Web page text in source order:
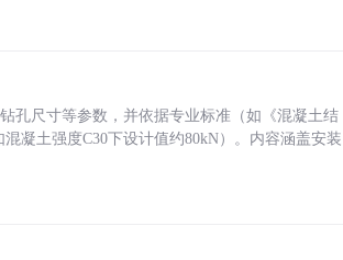
孔尺寸等参数，并依据专业标准（如《混凝土结
凝土强度C30下设计值约80kN）。内容涵盖安装